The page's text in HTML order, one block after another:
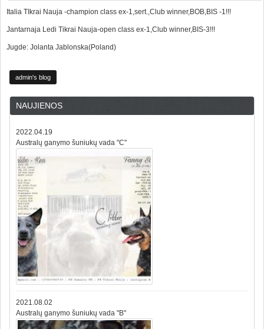
Italia TIkrai Nauja -champion class ex-1,sert.,Club winner,BOB,BIS -1!!!
Jantarnaja Ledi Tikrai Nauja-open class ex-1,Club winner,BIS-3!!!
Jugde: Jolanta Jablonska(Poland)
admin's blog
NAUJIENOS
2022.04.19
Australų ganymo šuniukų vada "C"
2021.08.02
Australų ganymo šuniukų vada "B"